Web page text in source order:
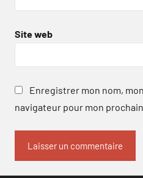
Site web
Enregistrer mon nom,
navigateur pour mon